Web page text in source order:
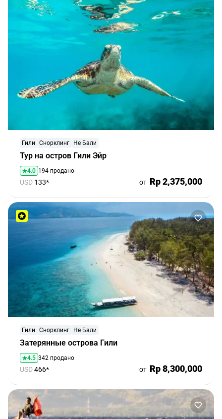
Тур на остров Гили Эйр
Гили Снорклинг Не Бали
4.0 194 продано
USD 133* от Rp 2,375,000
Затерянные острова Гили
Гили Снорклинг Не Бали
4.5 342 продано
USD466* от Rp 8,300,000